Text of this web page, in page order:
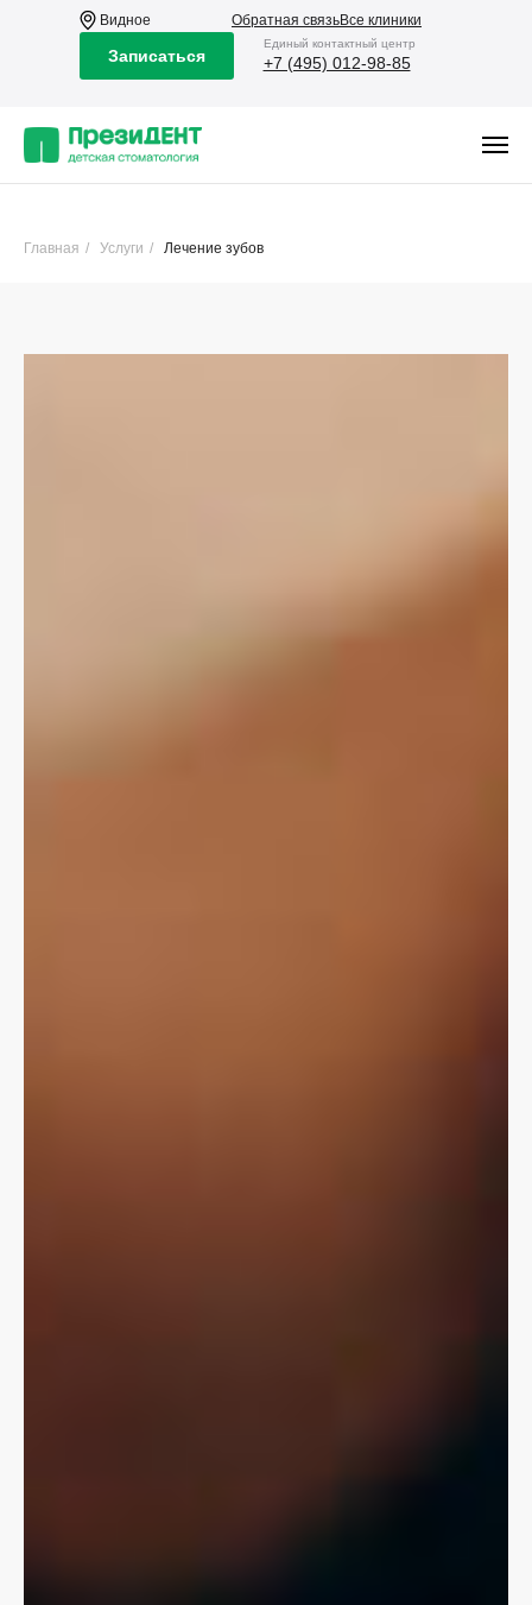
Обратная связьВсе клиники
Eдиный контактный центр
+7 (495) 012-98-85
Видное
Записаться
Главная / Услуги / Лечение зубов